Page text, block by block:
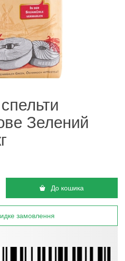
Зелений
До кошика
замовлення